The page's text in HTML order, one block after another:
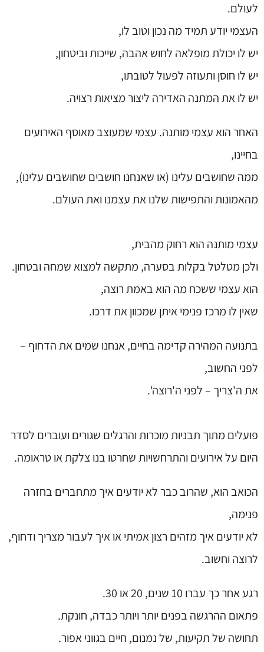
לעולם.
העצמי יודע תמיד מה נכון וטוב לו,
יש לו יכולת מופלאה לחוש אהבה, שייכות וביטחון,
יש לו חוסן ותעוזה לפעול לטובתו,
יש לו את המתנה האדירה ליצור מציאות רצויה.
האחר הוא עצמי מותנה. עצמי שמעוצב מאוסף האירועים
בחיינו,
ממה שחושבים עלינו (או שאנחנו חושבים שחושבים עלינו),
מהאמונות והתפישות שלנו את עצמנו ואת העולם.
עצמי מותנה הוא רחוק מהבית,
ולכן מטלטל בקלות בסערה, מתקשה למצוא שמחה ובטחון.
הוא עצמי ששכח מה הוא באמת רוצה,
שאין לו מרכז פנימי איתן שמכוון את דרכו.
בתנועה המהירה קדימה בחיים, אנחנו שמים את הדחוף –
לפני החשוב,
את ה'צריך – לפני ה'רוצה'.
פועלים מתוך תבניות מוכרות והרגלים שגורים ועוברים לסדר
היום על אירועים והתרחשויות שחרטו בנו צלקת או טראומה.
הכואב הוא, שהרוב כבר לא יודעים איך מתחברים בחזרה
פנימה,
לא יודעים איך מזהים רצון אמיתי או איך לעבור מצריך ודחוף,
לרוצה וחשוב.
רגע אחר כך עברו 10 שנים, 20 או 30.
פתאום ההרגשה בפנים יותר ויותר כבדה, חונקת.
תחושה של תקיעות, של נמנום, חיים בגווני אפור.